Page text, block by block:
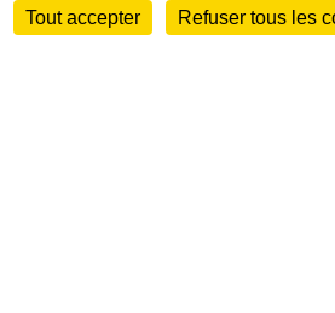
International
Tout accepter
Refuser tous les